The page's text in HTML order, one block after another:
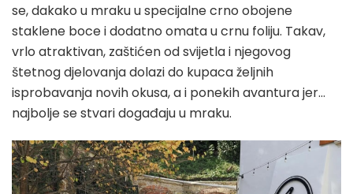
se, dakako u mraku u specijalne crno obojene
staklene boce i dodatno omata u crnu foliju. Takav,
vrlo atraktivan, zaštićen od svijetla i njegovog
štetnog djelovanja dolazi do kupaca željnih
isprobavanja novih okusa, a i ponekih avantura jer…
najbolje se stvari događaju u mraku.